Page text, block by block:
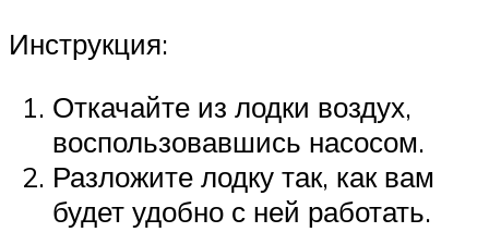
Инструкция:
Откачайте из лодки воздух,
воспользовавшись насосом.
Разложите лодку так, как вам
будет удобно с ней работать.